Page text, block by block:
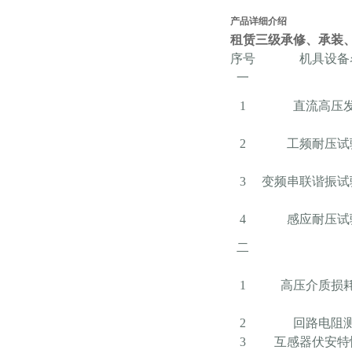
产品详细介绍
租赁三级承修、承装
序号
机具设
一
1 直流高压
2 工频耐压
3 变频串联谐振
4 感应耐压
二
1 高压介质损
2
回路电阻
3
互感器伏安